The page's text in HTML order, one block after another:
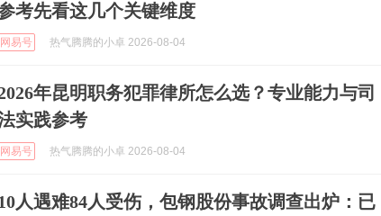
考先看这几个关键维度
网易号 热气腾腾的小卓 2026-08-04
年昆明职务犯罪律所怎么选？专业能力与司
实践参考
网易号 热气腾腾的小卓 2026-08-04
人遇难84人受伤，包钢股份事故调查出炉：已